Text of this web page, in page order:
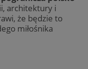
architektury i
że będzie to
miłośnika